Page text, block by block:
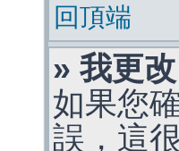
回頂端
» 我更
如果您
誤，這